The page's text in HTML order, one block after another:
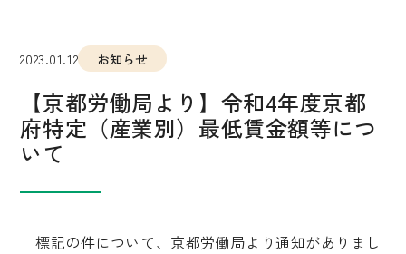
2023.01.12 お知らせ
【京都労働局より】令和4年度京都
府特定（産業別）最低賃金額等につ
いて
標記の件について、京都労働局より通知がありまし